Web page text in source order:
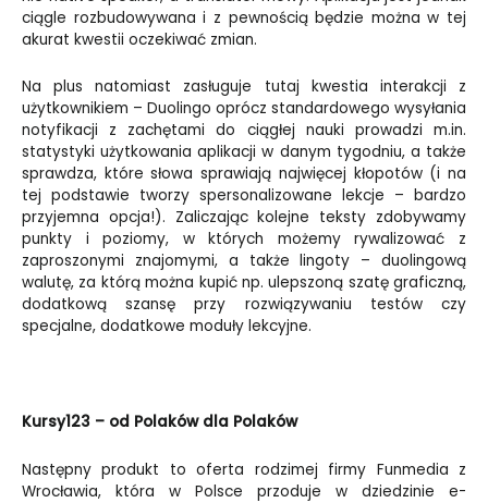
ciągle rozbudowywana i z pewnością będzie można w tej
akurat kwestii oczekiwać zmian.
Na plus natomiast zasługuje tutaj kwestia interakcji z
użytkownikiem – Duolingo oprócz standardowego wysyłania
notyfikacji z zachętami do ciągłej nauki prowadzi m.in.
statystyki użytkowania aplikacji w danym tygodniu, a także
sprawdza, które słowa sprawiają najwięcej kłopotów (i na
tej podstawie tworzy spersonalizowane lekcje – bardzo
przyjemna opcja!). Zaliczając kolejne teksty zdobywamy
punkty i poziomy, w których możemy rywalizować z
zaproszonymi znajomymi, a także lingoty – duolingową
walutę, za którą można kupić np. ulepszoną szatę graficzną,
dodatkową szansę przy rozwiązywaniu testów czy
specjalne, dodatkowe moduły lekcyjne.
Kursy123 – od Polaków dla Polaków
Następny produkt to oferta rodzimej firmy Funmedia z
Wrocławia, która w Polsce przoduje w dziedzinie e-